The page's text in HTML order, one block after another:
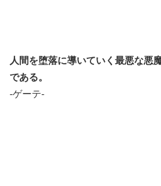
人間を堕落に導いていく最悪な悪
である。
-ゲーテ-